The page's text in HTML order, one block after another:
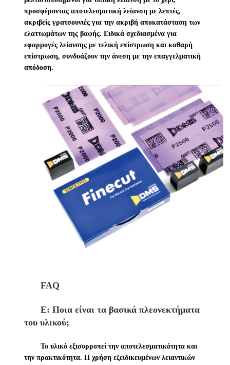
προσφέροντας αποτελεσματική λείανση με λεπτές,
ακριβείς γρατσουνιές για την ακριβή αποκατάσταση των
ελαττωμάτων της βαφής. Ειδικά σχεδιασμένα για
εφαρμογές λείανσης με τελική επίστρωση και καθαρή
επίστρωση, συνδυάζουν την άνεση με την επαγγελματική
απόδοση.
FAQ
Ε: Ποια είναι τα βασικά πλεονεκτήματα
του υλικού;
Το υλικό εξισορροπεί την αποτελεσματικότητα και
την πρακτικότητα. Η χρήση εξειδικευμένων λειαντικών